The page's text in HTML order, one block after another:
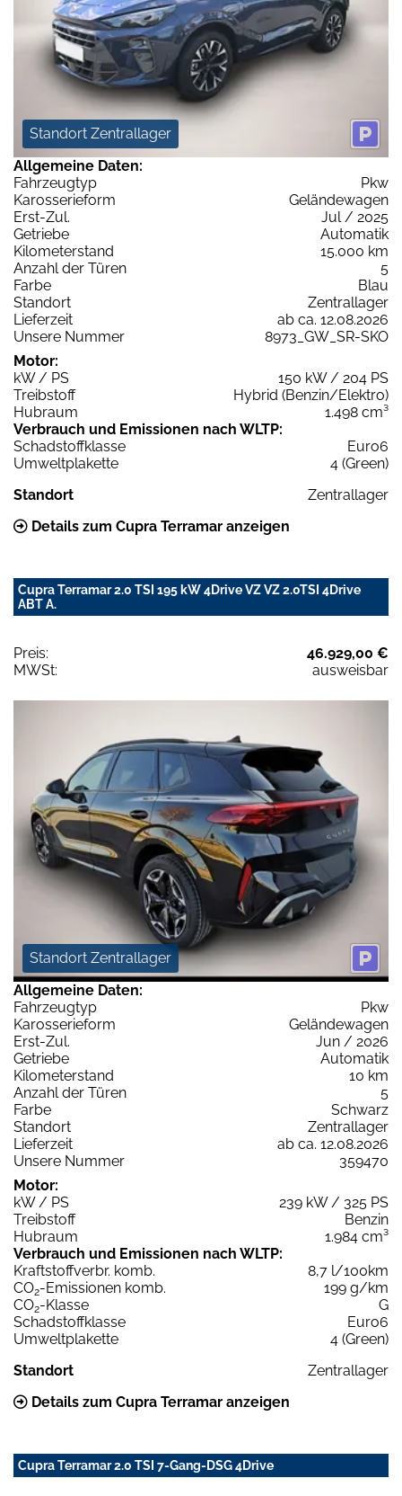
Standort Zentrallager
Allgemeine Daten:
Fahrzeugtyp
Pkw
Karosserieform
Geländewagen
Erst-Zul.
Jul / 2025
Getriebe
Automatik
Kilometerstand
15.000 km
Anzahl der Türen
5
Farbe
Blau
Standort
Zentrallager
Lieferzeit
ab ca. 12.08.2026
Unsere Nummer
8973_GW_SR-SKO
Motor:
kW / PS
150 kW / 204 PS
Treibstoff
Hybrid (Benzin/Elektro)
Hubraum
1.498 cm³
Verbrauch und Emissionen nach WLTP:
Schadstoffklasse
Euro6
Umweltplakette
4 (Green)
Standort
Zentrallager
Details zum Cupra Terramar anzeigen
Cupra Terramar 2.0 TSI 195 kW 4Drive VZ VZ 2.0TSI 4Drive
ABT A.
Preis:
46.929,00 €
MWSt:
ausweisbar
Standort Zentrallager
Allgemeine Daten:
Fahrzeugtyp
Pkw
Karosserieform
Geländewagen
Erst-Zul.
Jun / 2026
Getriebe
Automatik
Kilometerstand
10 km
Anzahl der Türen
5
Farbe
Schwarz
Standort
Zentrallager
Lieferzeit
ab ca. 12.08.2026
Unsere Nummer
359470
Motor:
kW / PS
239 kW / 325 PS
Treibstoff
Benzin
Hubraum
1.984 cm³
Verbrauch und Emissionen nach WLTP:
Kraftstoffverbr. komb.
8,7 l/100km
CO2-Emissionen komb.
199 g/km
CO2-Klasse
G
Schadstoffklasse
Euro6
Umweltplakette
4 (Green)
Standort
Zentrallager
Details zum Cupra Terramar anzeigen
Cupra Terramar 2.0 TSI 7-Gang-DSG 4Drive